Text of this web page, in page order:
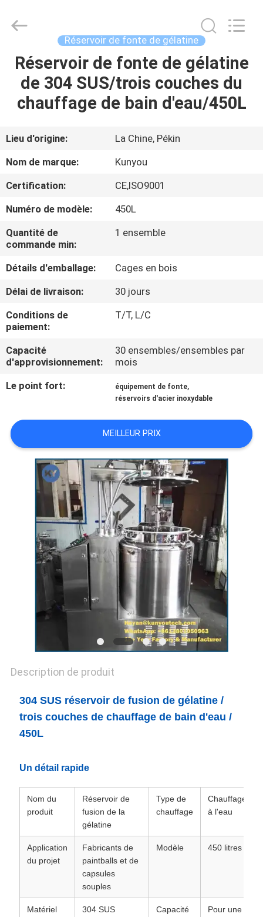
MAISON
PRODUITS
VIDÉOS
À
PROPOS
NOUS
VISITE
DE
L'USINE
CONTRÔLE
LA
QUALITÉ
NOUVELLES
DEMANDEZ
UN DEVIS
POLICY
Pharmatech
Reserved.
Réservoir de fonte de gélatine
Réservoir de fonte de gélatine
de 304 SUS/trois couches du
chauffage de bain d'eau/450L
Lieu d'origine:
La Chine, Pékin
Nom de marque:
Kunyou
Certification:
CE,ISO9001
Numéro de modèle:
450L
Quantité de
commande min:
1 ensemble
Détails d'emballage:
Cages en bois
Délai de livraison:
30 jours
Conditions de
paiement:
T/T, L/C
Capacité
d'approvisionnement:
30 ensembles/ensembles par
mois
Le point fort:
équipement de fonte,
réservoirs d'acier inoxydable
MEILLEUR PRIX
Description de produit
304 SUS réservoir de fusion de gélatine /
trois couches de chauffage de bain d'eau /
450L
Un détail rapide
Nom du
produit
Réservoir de
fusion de la
gélatine
Type de
chauffage
Chauffage
à l'eau
Application
du projet
Fabricants de
paintballs et de
capsules
souples
Modèle 450 litres
Matériel 304 SUS Capacité
Pour une